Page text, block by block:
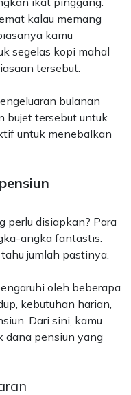
kalau memang
kamu
segelas kopi mahal
tersebut.
bulanan
bujet tersebut untuk
untuk menebalkan
perlu disiapkan? Para
angka fantastis.
jumlah pastinya.
oleh beberapa
kebutuhan harian,
Dari sini, kamu
dana pensiun yang